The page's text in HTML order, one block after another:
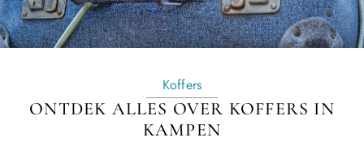
Koffers
ONTDEK ALLES OVER KOFFERS IN
KAMPEN